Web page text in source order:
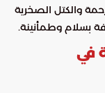
والكتل الصخرية
بسلام وطمأنينة.
في